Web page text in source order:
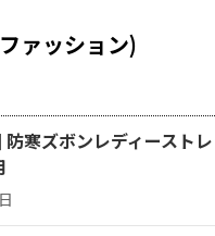
ァッション)
防寒ズボンレディースト